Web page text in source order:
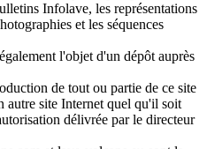
Infolave, les représentations
et les séquences
l'objet d'un dépôt auprès
de tout ou partie de ce site
autre site Internet quel qu'il soit
délivrée par le directeur